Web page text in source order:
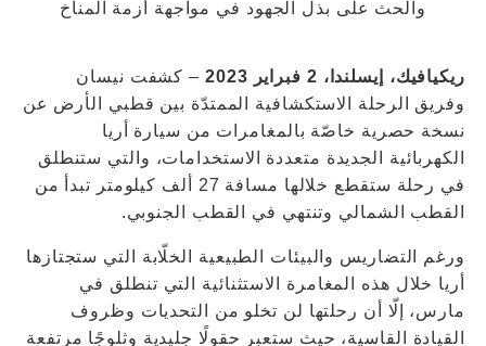
والحث على بذل الجهود في مواجهة أزمة المناخ
ريكيافيك، إيسلندا، 2 فبراير 2023
– كشفت نيسان
وفريق الرحلة الاستكشافية الممتدّة بين قطبي الأرض عن
نسخة حصرية خاصّة بالمغامرات من سيارة أريا
الكهربائية الجديدة متعددة الاستخدامات، والتي ستنطلق
في رحلة ستقطع خلالها مسافة 27 ألف كيلومتر تبدأ من
القطب الشمالي وتنتهي في القطب الجنوبي.
ورغم التضاريس والبيئات الطبيعية الخلّابة التي ستجتازها
أريا خلال هذه المغامرة الاستثنائية التي تنطلق في
مارس، إلّا أن رحلتها لن تخلو من التحديات وظروف
القيادة القاسية، حيث ستعبر حقولًا جليدية وثلوجًا مرتفعة